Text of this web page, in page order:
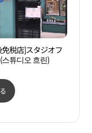
免税店]スタジオフ
스튜디오 흐린)